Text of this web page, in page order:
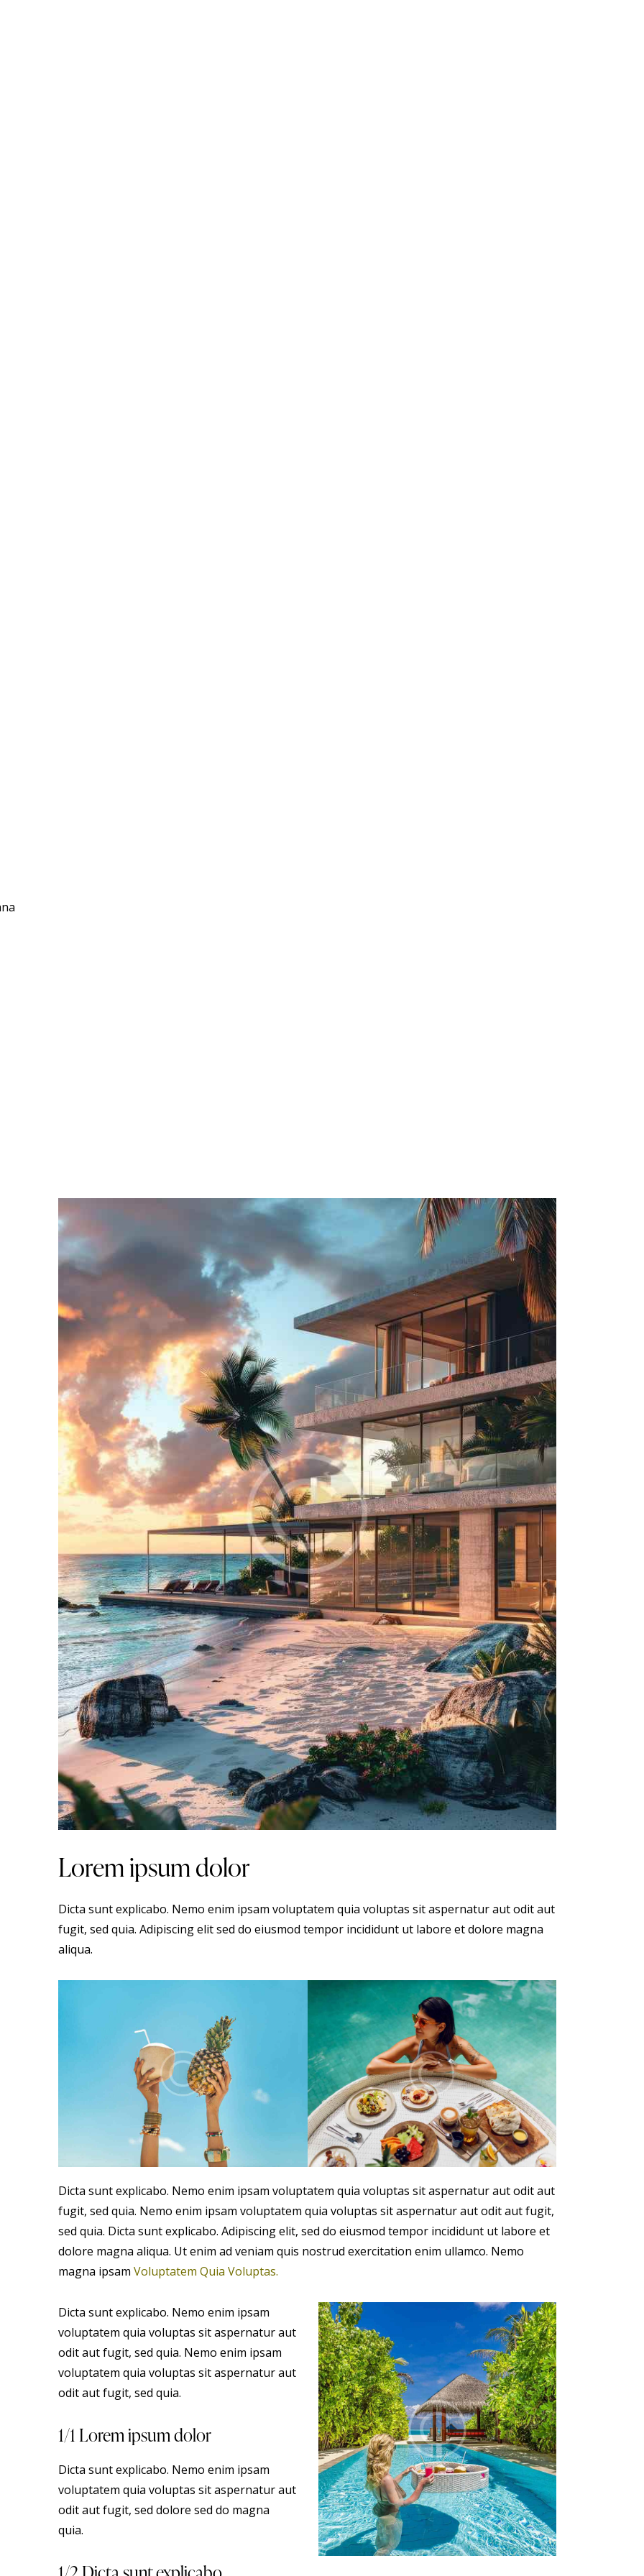
Lorem ipsum dolor
Dicta sunt explicabo. Nemo enim ipsam voluptatem quia voluptas sit aspernatur aut odit aut
fugit, sed quia. Adipiscing elit sed do eiusmod tempor incididunt ut labore et dolore magna
aliqua.
Dicta sunt explicabo. Nemo enim ipsam voluptatem quia voluptas sit aspernatur aut odit aut
fugit, sed quia. Nemo enim ipsam voluptatem quia voluptas sit aspernatur aut odit aut fugit,
sed quia. Dicta sunt explicabo. Adipiscing elit, sed do eiusmod tempor incididunt ut labore et
dolore magna aliqua. Ut enim ad veniam quis nostrud exercitation enim ullamco. Nemo
magna ipsam Voluptatem Quia Voluptas.
Dicta sunt explicabo. Nemo enim ipsam
voluptatem quia voluptas sit aspernatur aut
odit aut fugit, sed quia. Nemo enim ipsam
voluptatem quia voluptas sit aspernatur aut
odit aut fugit, sed quia.
1/1 Lorem ipsum dolor
Dicta sunt explicabo. Nemo enim ipsam
voluptatem quia voluptas sit aspernatur aut
odit aut fugit, sed dolore sed do magna
quia.